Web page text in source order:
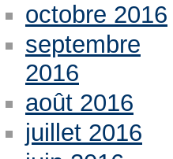
octobre 2016
septembre
2016
août 2016
juillet 2016